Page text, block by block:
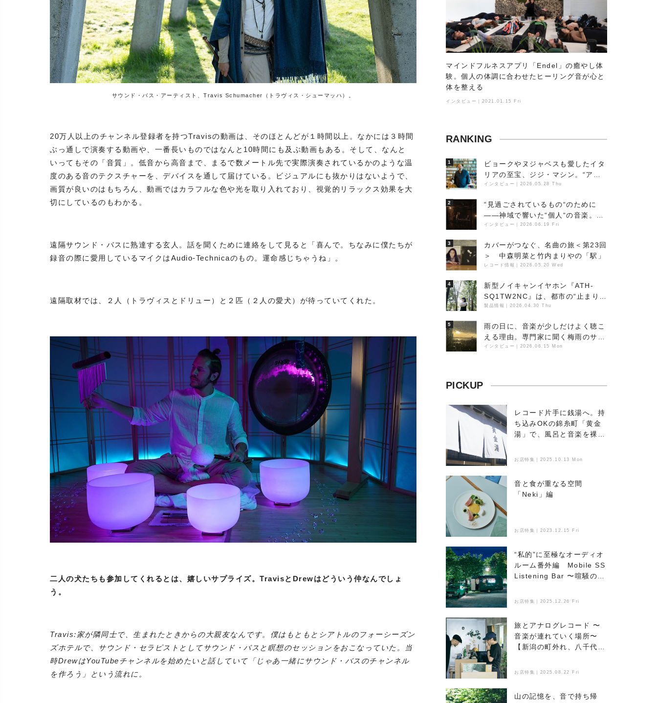
サウンド・バス・アーティスト、Travis Schumacher（トラヴィス・シューマッハ）。
20万人以上のチャンネル登録者を持つTravisの動画は、そのほとんどが１時間以上。なかには３時間
ぶっ通しで演奏する動画や、一番長いものではなんと10時間にも及ぶ動画もある。そして、なんと
いってもその「音質」。低音から高音まで、まるで数メートル先で実際演奏されているかのような温
度のある音のテクスチャーを、デバイスを通して届けている。ビジュアルにも抜かりはないようで、
画質が良いのはもちろん、動画ではカラフルな色や光を取り入れており、視覚的リラックス効果を大
切にしているのもわかる。
遠隔サウンド・バスに熟達する玄人。話を聞くために連絡をして見ると「喜んで。ちなみに僕たちが
録音の際に愛用しているマイクはAudio-Technicaのもの。運命感じちゃうね」。
遠隔取材では、２人（トラヴィスとドリュー）と２匹（２人の愛犬）が待っていてくれた。
二人の犬たちも参加してくれるとは、嬉しいサプライズ。TravisとDrewはどういう仲なんでしょ
う。
Travis:家が隣同士で、生まれたときからの大親友なんです。僕はもともとシアトルのフォーシーズン
ズホテルで、サウンド・セラピストとしてサウンド・バスと瞑想のセッションをおこなっていた。当
時DrewはYouTubeチャンネルを始めたいと話していて「じゃあ一緒にサウンド・バスのチャンネル
を作ろう」という流れに。
マインドフルネスアプリ「Endel」の癒やし体
験。個人の体調に合わせたヒーリング音が心と
体を整える
インタビュー｜2021.01.15 Fri
RANKING
1
ビョークやヌジャベスも愛したイタ
リアの至宝、ジジ・マシン。“アン
ビエントの巨匠”が明かす創作の原
景
インタビュー 2026.05.28 Thu
2
“見過ごされているもの“のために
――神域で響いた“個人“の音楽。冥
丁の『赤城 夜神楽』をレポート
インタビュー 2026.06.19 Fri
3
カバーがつなぐ、名曲の旅＜第23回
＞ 中森明菜と竹内まりやの「駅」
レコード情報 2026.05.20 Wed
4
新型ノイキャンイヤホン『ATH-
SQ1TW2NC』は、都市の“止まり
木”になり得るーシンガーソングラ
製品情報 2026.04.30 Thu
5
雨の日に、音楽が少しだけよく聴こ
える理由。専門家に聞く梅雨のサウ
ンドスケープ
インタビュー 2026.06.15 Mon
PICKUP
レコード片手に銭湯へ。持
ち込みOKの錦糸町「黄金
湯」で、風呂と音楽を裸で
お店特集｜2025.10.13 Mon
音と食が重なる空間
「Neki」編
お店特集｜2023.12.15 Fri
“私的”に至極なオーディオ
ルーム番外編 Mobile SS
Listening Bar 〜喧騒のな
る、新たなオアシス〜
お店特集｜2025.12.26 Fri
旅とアナログレコード 〜
音楽が連れていく場所〜
【新潟の町外れ、八千代マ
お店特集｜2025.08.22 Fri
山の記憶を、音で持ち帰